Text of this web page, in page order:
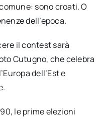
sono croati. O
dell’epoca.
il contest sarà
Cutugno, che celebra
dell’Est e
le prime elezioni